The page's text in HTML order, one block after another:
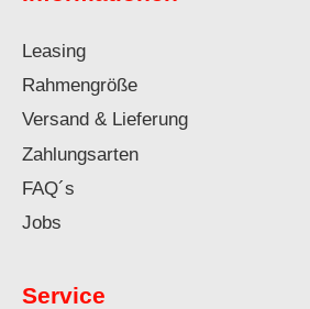
Leasing
Rahmengröße
Versand & Lieferung
Zahlungsarten
FAQ´s
Jobs
Service